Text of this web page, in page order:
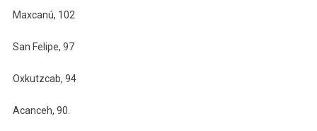
Maxcanú, 102
San Felipe, 97
Oxkutzcab, 94
Acanceh, 90.